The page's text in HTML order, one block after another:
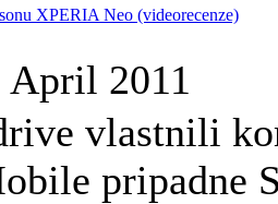
XPERIA Neo (videorecenze)
April 2011
vlastnili
pripadne